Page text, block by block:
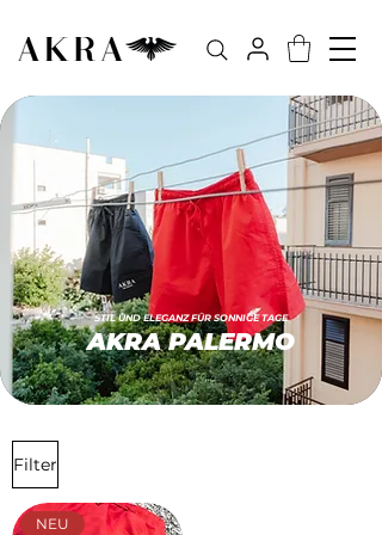
STIL UND ELEGANZ FÜR SONNIGE TAGE
AKRA PALERMO
Filter
NEU